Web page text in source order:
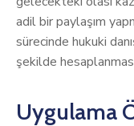
adil bir paylaşım
sürecinde hukuki
şekilde
Uygulama